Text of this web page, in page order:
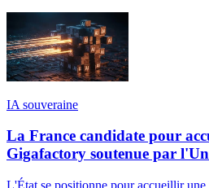
IA souveraine
La France candidate pour
Gigafactory soutenue par